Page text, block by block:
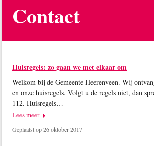
Contact
Huisregels: zo gaan we met elkaar om
Welkom bij de Gemeente Heerenveen. Wij
en onze huisregels. Volgt u de regels niet, dan
112. Huisregels…
Lees meer
Geplaatst op 26 oktober 2017